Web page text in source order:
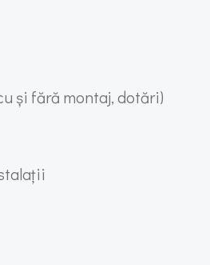
și fără montaj, dotări)